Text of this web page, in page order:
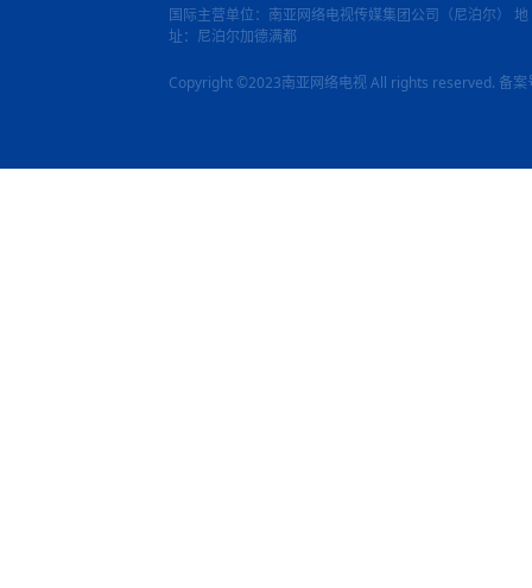
国际主营单位：南亚网络电视传媒集团公司（尼泊尔） 地
址：尼泊尔加德满都
Copyright ©2023南亚网络电视 All rights reserved. 备